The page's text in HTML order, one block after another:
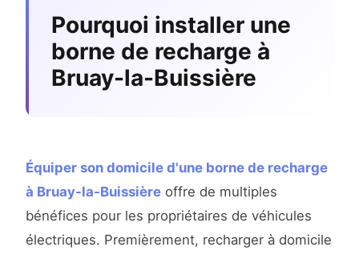
Pourquoi installer une
borne de recharge à
Bruay-la-Buissière
Équiper son domicile d'une borne de recharge
à Bruay-la-Buissière offre de multiples
bénéfices pour les propriétaires de véhicules
électriques. Premièrement, recharger à domicile